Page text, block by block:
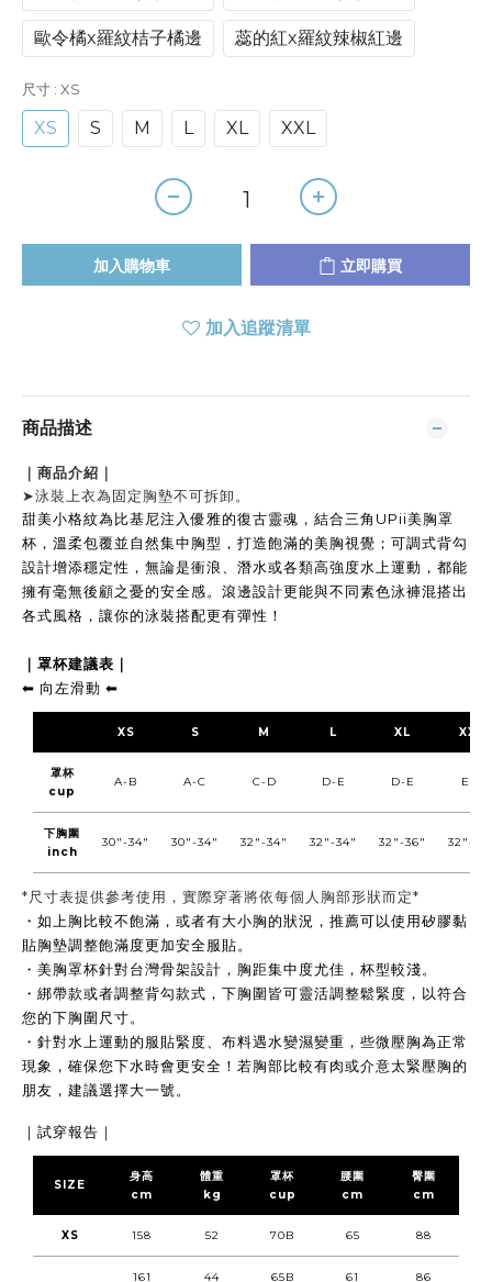
歐令橘x羅紋桔子橘邊 蕊的紅x羅紋辣椒紅邊
尺寸 : XS
XS S M L XL XXL
加入購物車 立即購買
加入追蹤清單
商品描述
｜商品介紹｜
➤泳裝上衣為固定胸墊不可拆卸。
甜美小格紋為比基尼注入優雅的復古靈魂 ，結合三角UPii美胸罩
杯， 溫柔包覆並自然集中胸型，打造飽滿的美胸視覺；可調式背勾
設計增添穩定性，無論是衝浪、潛水或各類高強度水上運動，都能
擁有毫無後顧之憂的安全感。滾邊設計更能與不同素色泳褲混搭出
各式風格，讓你的泳裝搭配更有彈性！
｜罩杯建議表｜
⬅︎ 向左滑動 ⬅︎
XS S M L XL XXL
罩杯
cup
A-B A-C C-D D-E D-E E-F
下胸圍
inch
30"-34" 30"-34" 32"-34" 32"-34" 32"-36" 32"-
*尺寸表提供參考使用，實際穿著將依每個人胸部形狀而定*
・ 如上胸比較不飽滿，或者有大小胸的狀況，推薦可以使用矽膠黏
貼胸墊調整飽滿度更加安全服貼。
・ 美胸罩杯針對台灣骨架設計，胸距集中度尤佳，杯型較淺。
・ 綁帶款或者調整背勾款式，下胸圍皆可靈活調整鬆緊度，以符合
您的下胸圍尺寸。
・ 針對水上運動的服貼緊度、 布料遇水變濕變重 ，些微壓胸為正常
現象，確保您下水時會更安全！ 若胸部比較有肉或介意太緊壓胸的
朋友，建議選擇大一號。
｜試穿報告｜
SIZE
身高
cm
體重
kg
罩杯
cup
腰圍
cm
臀圍
cm
XS 158 52 70B 65 88
161 44 65B 61 86